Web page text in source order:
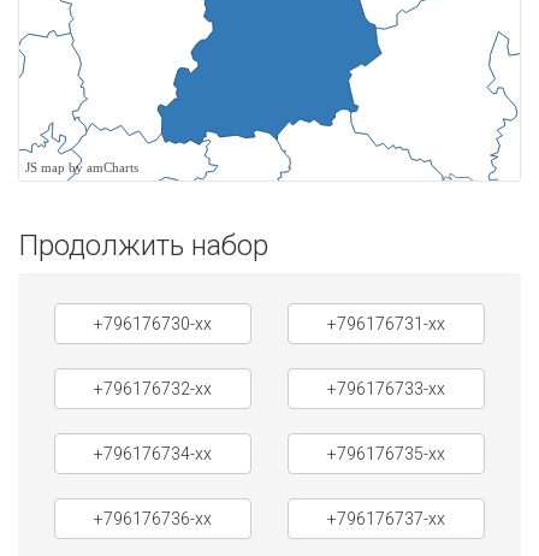
JS map by amCharts
Продолжить набор
+796176730-xx +796176731-xx
+796176732-xx +796176733-xx
+796176734-xx +796176735-xx
+796176736-xx +796176737-xx